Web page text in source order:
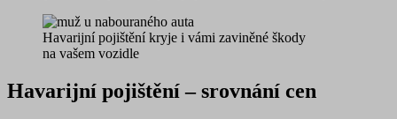
Havarijní pojištění kryje i vámi zaviněné škody
na vašem vozidle
Havarijní pojištění – srovnání cen